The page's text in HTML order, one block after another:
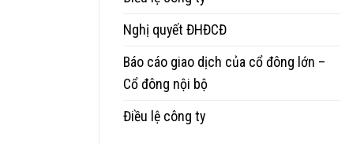
Nghị quyết ĐHĐCĐ
Báo cáo giao dịch của cổ đông lớn –
Cổ đông nội bộ
Điều lệ công ty